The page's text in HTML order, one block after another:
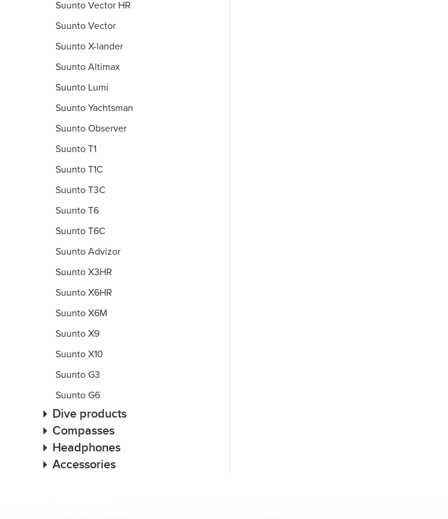
Suunto Vector HR
Suunto Vector
Suunto X-lander
Suunto Altimax
Suunto Lumi
Suunto Yachtsman
Suunto Observer
Suunto T1
Suunto T1C
Suunto T3C
Suunto T6
Suunto T6C
Suunto Advizor
Suunto X3HR
Suunto X6HR
Suunto X6M
Suunto X9
Suunto X10
Suunto G3
Suunto G6
Dive products
Compasses
Headphones
Accessories